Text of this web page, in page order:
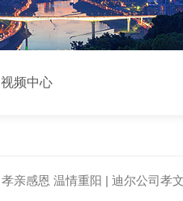
视频中心
孝亲感恩 温情重阳 | 迪尔公司孝